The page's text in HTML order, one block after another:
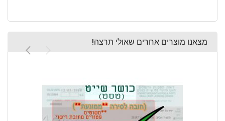
מצאנו מוצרים אחרים שאולי תרצה!